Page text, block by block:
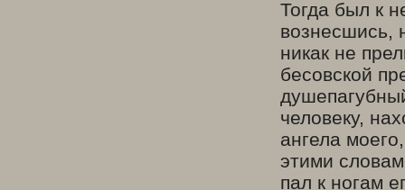
Тогда был к
вознесшись,
никак не
бесовской
человеку,
ангела
этими
пал к ногам